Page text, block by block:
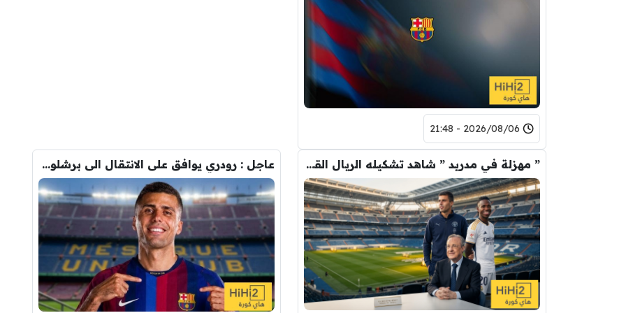
2026/08/06 - 21:48
” مهزلة في مدريد ” شاهد تشكيله الريال القادمه لاكتساح المركز الثاني عاجل : رودري يوافق على الانتقال الى برشلونة.. 3 أسباب وراء قراره